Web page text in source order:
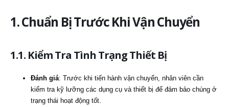
1. Chuẩn Bị Trước Khi Vận Chuyển
1.1. Kiểm Tra Tình Trạng Thiết Bị
Đánh giá: Trước khi tiến hành vận chuyển, nhân viên cần
kiểm tra kỹ lưỡng các dụng cụ và thiết bị để đảm bảo chúng ở
trạng thái hoạt động tốt.